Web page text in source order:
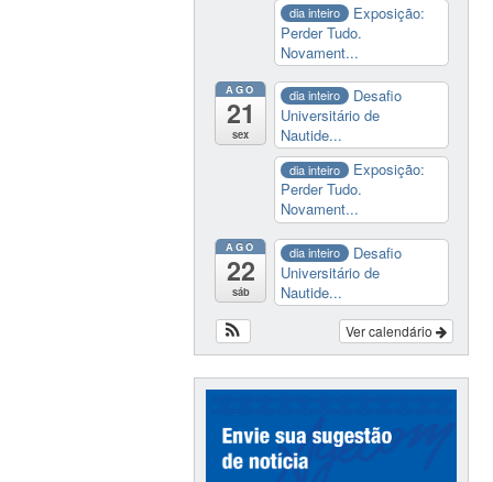
dia inteiro
Exposição:
Perder Tudo.
Novament...
AGO
21
sex
dia inteiro
Desafio
Universitário de
Nautide...
dia inteiro
Exposição:
Perder Tudo.
Novament...
AGO
22
sáb
dia inteiro
Desafio
Universitário de
Nautide...
Ver calendário